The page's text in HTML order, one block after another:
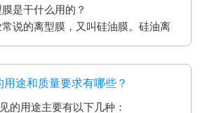
是干什么用的？
说的离型膜，又叫硅油膜。硅油离
类：模切制造行业的应用和石墨制
平稳、等特点，还可以按客户标准
氟塑离型膜。这类离型膜是由表层
用途和质量要求有哪些？
的用途主要有以下几种：